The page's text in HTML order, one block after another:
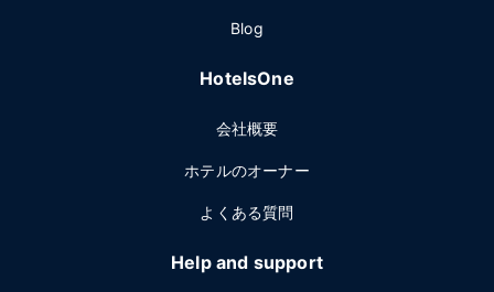
Blog
HotelsOne
会社概要
ホテルのオーナー
よくある質問
Help and support